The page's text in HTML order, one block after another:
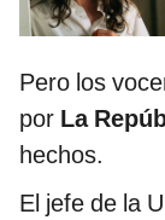
Pero los
por La
hechos.
El jefe de la